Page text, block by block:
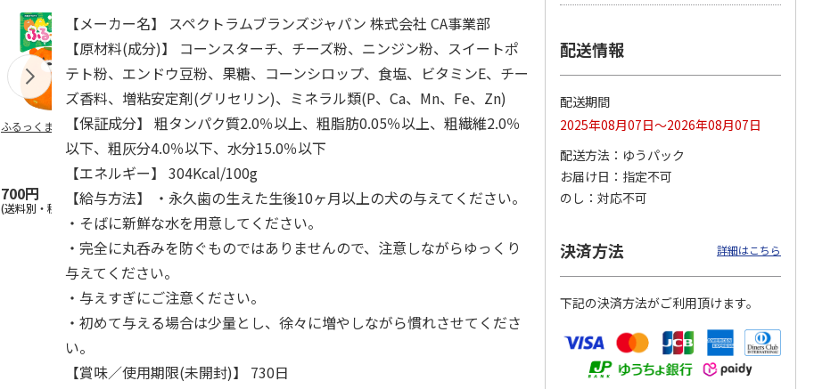
ふるっくま みかん
700円
(送料別・税込)
デオトイレ 飛び散
らない消臭・抗菌サ
ンド 4L
1,320円
(送料別・税込)
獣医師開発 ニオイ
をとる砂専用 猫ト
イレ ナチュラルグ
レー
1,550円
(送料別・税込)
無添加良品 カムカ
470円
(送料別・税込)
銀のスプーン パウ
120円
(送料別・税込)
ペット線香 虹のか
ローラルの香り
590円
(送料別・税込)
CIAO 香り立つクラ
【メーカー名】 スペクトラムブランズジャパン 株式会社 CA事業部
【原材料(成分)】 コーンスターチ、チーズ粉、ニンジン粉、スイートポ
テト粉、エンドウ豆粉、果糖、コーンシロップ、食塩、ビタミンE、チー
ズ香料、増粘安定剤(グリセリン)、ミネラル類(P、Ca、Mn、Fe、Zn)
【保証成分】 粗タンパク質2.0％以上、粗脂肪0.05％以上、粗繊維2.0％
以下、粗灰分4.0％以下、水分15.0％以下
【エネルギー】 304Kcal/100g
【給与方法】 ・永久歯の生えた生後10ヶ月以上の犬の与えてください。
・そばに新鮮な水を用意してください。
・完全に丸呑みを防ぐものではありませんので、注意しながらゆっくり
与えてください。
・与えすぎにご注意ください。
・初めて与える場合は少量とし、徐々に増やしながら慣れさせてくださ
い。
【賞味／使用期限(未開封)】 730日
配送情報
配送期間
2025年08月07日～2026年08月07日
配送方法
ゆうパック
お届け日
指定不可
のし
対応不可
決済方法 詳細はこちら
下記の決済方法がご利用頂けます。